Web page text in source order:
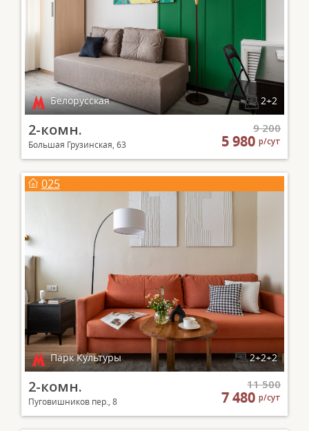
Белорусская 2+2
2-комн.
Большая Грузинская, 63
9 200
5 980р/сут
025
Парк Культуры 2+2+2
2-комн.
Пуговишников пер., 8
11 500
7 480р/сут